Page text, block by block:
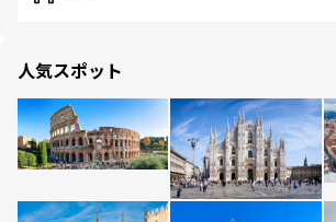
人気スポット